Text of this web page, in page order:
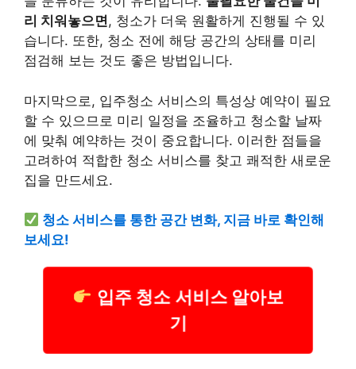
리 치워놓으면, 청소가 더욱 원활하게 진행될 수 있
습니다. 또한, 청소 전에 해당 공간의 상태를 미리
점검해 보는 것도 좋은 방법입니다.
마지막으로, 입주청소 서비스의 특성상 예약이 필요
할 수 있으므로 미리 일정을 조율하고 청소할 날짜
에 맞춰 예약하는 것이 중요합니다. 이러한 점들을
고려하여 적합한 청소 서비스를 찾고 쾌적한 새로운
집을 만드세요.
청소 서비스를 통한 공간 변화, 지금 바로 확인해
보세요!
입주 청소 서비스 알아보
기